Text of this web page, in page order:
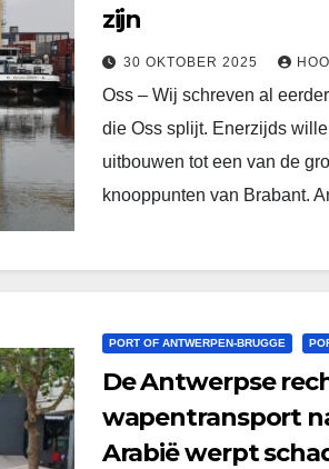
zijn
30 OKTOBER 2025
Oss – Wij schreven al
die Oss splijt. Enerzijds
uitbouwen tot een van de
knooppunten van Brabant.
PORT OF ANTWERPEN-BRUGGE
De Antwerpse
wapentransport
Arabië werpt